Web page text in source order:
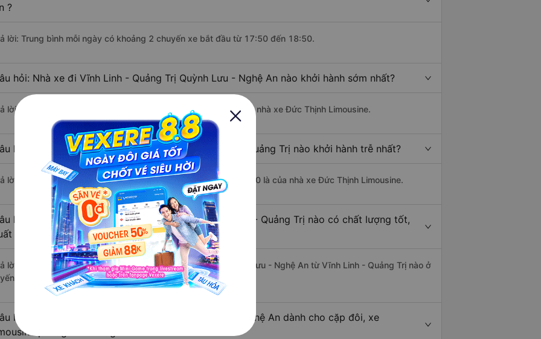
?
lời: Trung bình mỗi ngày có khoảng 2 chuyến xe bắt đầu từ 17:50 đến 18:50.
hỏi: Nhà xe đi Vĩnh Linh - Quảng Trị Quỳnh Lưu - Nghệ An nào khởi hành sớm nhất?
lời: Chuyến xe có giờ xuất phát sớm nhất vào lúc 17:50 là của nhà xe Đức Thịnh Limousine.
hỏi: Nhà xe đi Quỳnh Lưu - Nghệ An từ Vĩnh Linh - Quảng Trị nào khởi hành trễ nhất?
lời: Chuyến xe có giờ xuất phát trễ (muộn) nhất là vào lúc 18:50 là của nhà xe Đức Thịnh Limousine.
hỏi: Review xe đi Quỳnh Lưu - Nghệ An từ Vĩnh Linh - Quảng Trị nào có chất lượng tốt,
sắc, cao cấp nhất?
lời: Tạm thời chưa đủ review để đánh giá có nhà xe đi Quỳnh Lưu - Nghệ An từ Vĩnh Linh - Quảng Trị nào ở
đường này có chất lượng xuất sắc.
hỏi: Có loại xe Vĩnh Linh - Quảng Trị Quỳnh Lưu - Nghệ An dành cho cặp đôi, xe
phòng đôi không?